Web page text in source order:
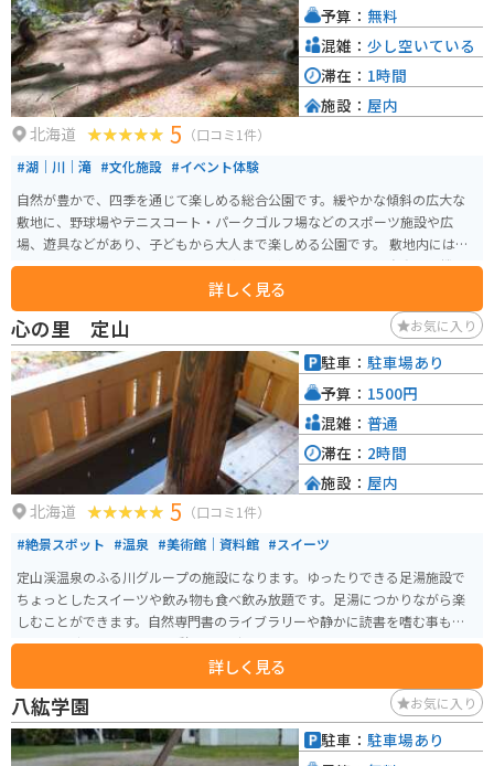
適です。周辺には、原生花園あやめヶ原や濤沸湖など、自然豊かな観光スポッ
トも多く、ツーリングの拠点としてもおすすめです。
北海道 5 （口コミ1件）
#湖｜川｜滝 #文化施設 #イベント体験
自然が豊かで、四季を通じて楽しめる総合公園です。緩やかな傾斜の広大な
敷地に、野球場やテニスコート・パークゴルフ場などのスポーツ施設や広
場、遊具などがあり、子どもから大人まで楽しめる公園です。 敷地内には
「パークライフセンター」という屋内施設があり、お手洗いや自動販売機、
自由に座れる椅子もあり、休憩や飲食の場所として利用可能です。時にはキ
ッチンカーが出ている事もあり、軽食を販売しています。駐車場は広く、無
料で利用できます。
詳しく見る
予算： 無料
混雑： 少し空いている
滞在： 1時間
施設： 屋内
心の里 定山 お気に入り
北海道 5 （口コミ1件）
#絶景スポット #温泉 #美術館｜資料館 #スイーツ
定山渓温泉のふる川グループの施設になります。ゆったりできる足湯施設で
ちょっとしたスイーツや飲み物も食べ飲み放題です。足湯につかりながら楽
しむことができます。自然専門書のライブラリーや静かに読書を嗜む事もで
きます。 定山でちょっと休憩したい時にオススメのスポットです。
詳しく見る
駐車： 駐車場あり
予算： 1500円
混雑： 普通
滞在： 2時間
施設： 屋内
八紘学園 お気に入り
駐車： 駐車場あり